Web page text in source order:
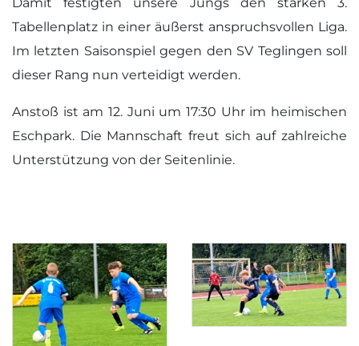
Tabellenplatz in einer äußerst anspruchsvollen Liga.
Im letzten Saisonspiel gegen den SV Teglingen soll
dieser Rang nun verteidigt werden.
Anstoß ist am 12. Juni um 17:30 Uhr im heimischen
Eschpark. Die Mannschaft freut sich auf zahlreiche
Unterstützung von der Seitenlinie.